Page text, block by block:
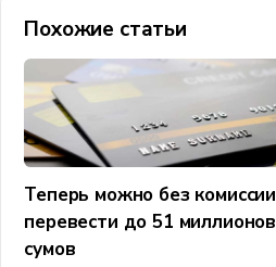
Похожие статьи
Теперь можно без комиссии
перевести до 51 миллионов
сумов